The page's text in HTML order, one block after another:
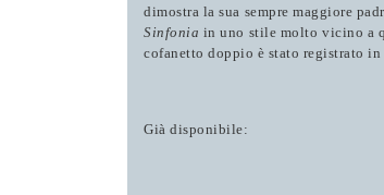
dimostra la sua sempre maggiore
Sinfonia in uno stile molto vicino a
cofanetto doppio è stato registrato
Già disponibile: